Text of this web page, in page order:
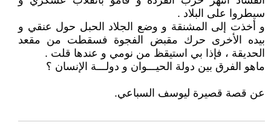
سيطروا على البلاد .
و أخذت إلى المشنقة و وضع الجلاد الحبل حول عنقي و
بيده الأخرى حرك مقبض الفجوة فسقطت من مقعد
الحديقة ، فإذا بي استيقظ من نومي و عندها قلت .
ماهو الفرق بين دولة الحيـــوان و دولـــة الإنسان ؟
عن قصة قصيرة ليوسف السباعي.